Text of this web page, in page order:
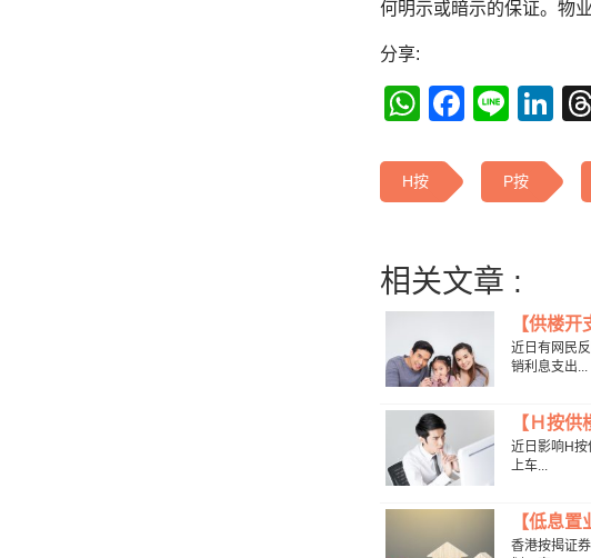
何明示或暗示的保证。物
分享:
WhatsApp
Line
H按 P按
相关文章 :
【供楼
近日有网民
销利息支出...
【Ｈ按
近日影响H
上车...
【低息
香港按揭证